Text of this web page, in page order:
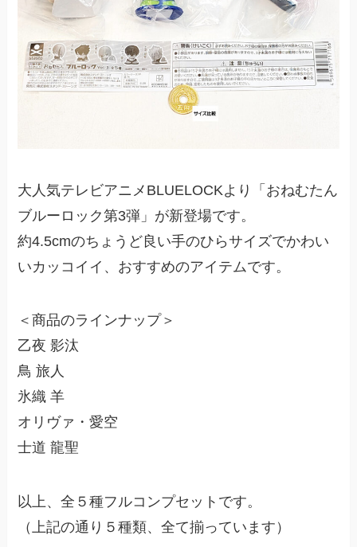
大人気テレビアニメBLUELOCKより「おねむたん
ブルーロック第3弾」が新登場です。
約4.5cmのちょうど良い手のひらサイズでかわい
いカッコイイ、おすすめのアイテムです。
＜商品のラインナップ＞
乙夜 影汰
鳥 旅人
氷織 羊
オリヴァ・愛空
士道 龍聖
以上、全５種フルコンプセットです。
（上記の通り５種類、全て揃っています）